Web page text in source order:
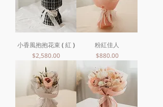
小香風抱抱花束 ( 紅 )
價格
$2,580.00
粉紅佳人
價格
$880.00